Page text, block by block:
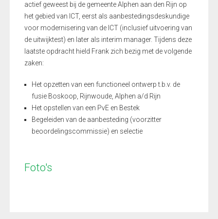
actief geweest bij de gemeente Alphen aan den Rijn op
het gebied van ICT, eerst als aanbestedingsdeskundige
voor modernisering van de ICT (inclusief uitvoering van
de uitwijktest) en later als interim manager. Tijdens deze
laatste opdracht hield Frank zich bezig met de volgende
zaken:
Het opzetten van een functioneel ontwerp t.b.v. de
fusie Boskoop, Rijnwoude, Alphen a/d Rijn
Het opstellen van een PvE en Bestek
Begeleiden van de aanbesteding (voorzitter
beoordelingscommissie) en selectie
Foto's